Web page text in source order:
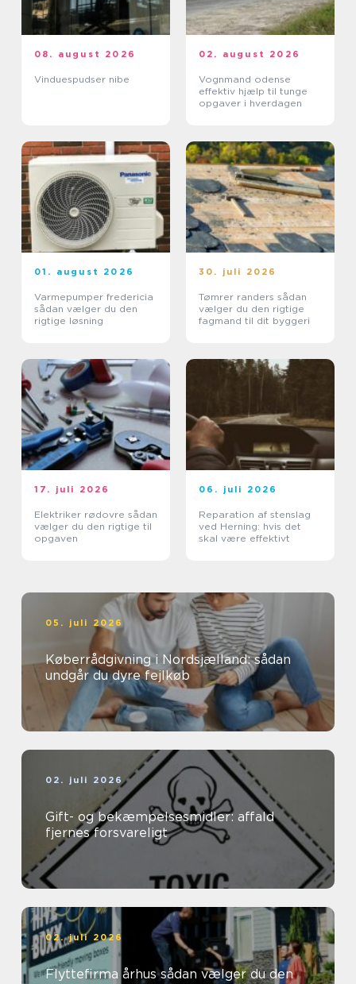
08. august 2026
Vinduespudser nibe
02. august 2026
Vognmand odense
effektiv hjælp til tunge
opgaver i hverdagen
01. august 2026
Varmepumper fredericia
sådan vælger du den
rigtige løsning
30. juli 2026
Tømrer randers sådan
vælger du den rigtige
fagmand til dit byggeri
17. juli 2026
Elektriker rødovre sådan
vælger du den rigtige til
opgaven
06. juli 2026
Reparation af stenslag
ved Herning: hvis det
skal være effektivt
05. juli 2026
Køberrådgivning i Nordsjælland: sådan
undgår du dyre fejlkøb
02. juli 2026
Gift- og bekæmpelsesmidler: affald
fjernes forsvareligt
02. juli 2026
Flyttefirma århus sådan vælger du den